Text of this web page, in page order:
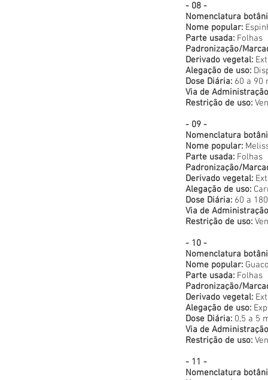
- 08 -
Nomenclatura
Nome popular:
Parte usada: Folhas
Padronização/
Derivado vegetal:
Alegação de uso:
Dose Diária: 60 a 90
Via de
Restrição de uso:
- 09 -
Nomenclatura
Nome popular:
Parte usada: Folhas
Padronização/
Derivado vegetal:
Alegação de uso:
Dose Diária: 60 a
Via de
Restrição de uso:
- 10 -
Nomenclatura
Nome popular:
Parte usada: Folhas
Padronização/
Derivado vegetal:
Alegação de uso:
Dose Diária: 0,5 a 5
Via de
Restrição de uso:
- 11 -
Nomenclatura